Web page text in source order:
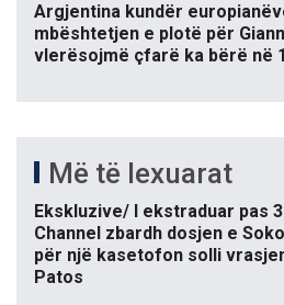
Argjentina kundër
mbështetjen e plotë për
vlerësojmë çfarë ka bërë në
Më të lexuarat
Ekskluzive/ I ekstraduar pas
Channel zbardh dosjen e
për një kasetofon solli
Patos